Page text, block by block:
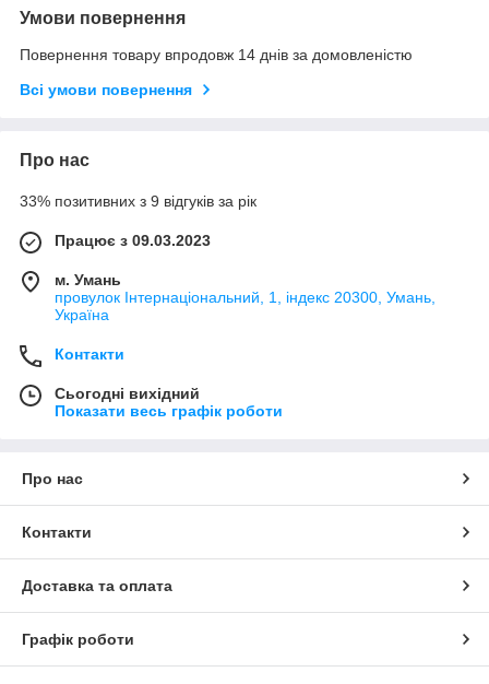
Умови повернення
Повернення товару впродовж 14 днів за домовленістю
Всі умови повернення
Про нас
33% позитивних з 9 відгуків за рік
Працює з 09.03.2023
м. Умань
провулок Інтернаціональний, 1, індекс 20300, Умань,
Україна
Контакти
Сьогодні вихідний
Показати весь графік роботи
Про нас
Контакти
Доставка та оплата
Графік роботи